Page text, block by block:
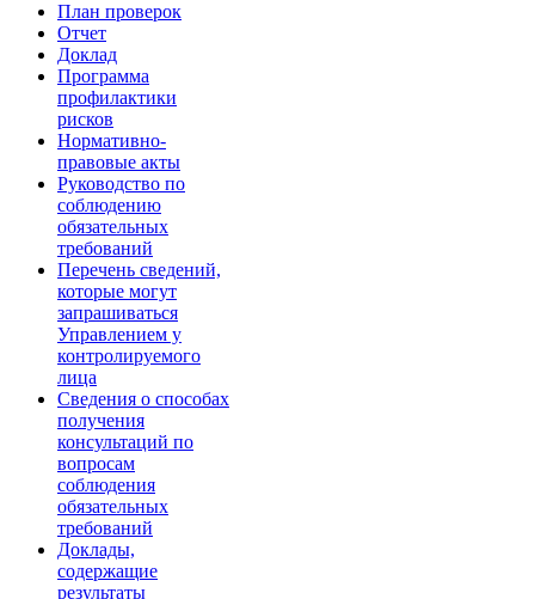
План проверок
Отчет
Доклад
Программа
профилактики
рисков
Нормативно-
правовые акты
Руководство по
соблюдению
обязательных
требований
Перечень сведений,
которые могут
запрашиваться
Управлением у
контролируемого
лица
Сведения о способах
получения
консультаций по
вопросам
соблюдения
обязательных
требований
Доклады,
содержащие
результаты